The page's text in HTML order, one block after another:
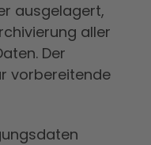
ausgelagert,
aller
Der
vorbereitende